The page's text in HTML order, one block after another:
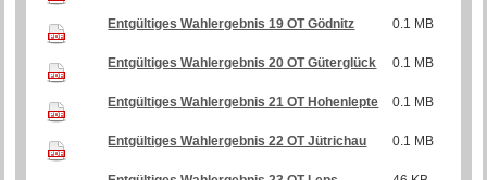
Entgültiges Wahlergebnis 19 OT Gödnitz 0.1 MB
Entgültiges Wahlergebnis 20 OT Güterglück 0.1 MB
Entgültiges Wahlergebnis 21 OT Hohenlepte 0.1 MB
Entgültiges Wahlergebnis 22 OT Jütrichau 0.1 MB